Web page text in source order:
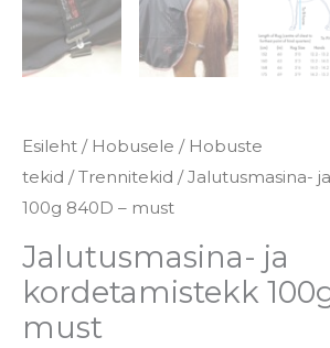
Esileht / Hobusele / Hobuste
tekid /Trennitekid / Jalutusmasina-
100g 840D – must
Jalutusmasina- ja
kordetamistekk
must